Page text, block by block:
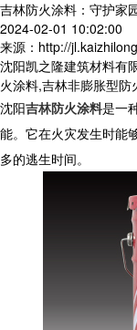
吉林防火涂料：守护家
2024-02-01 10:02:00
来源：http://
沈阳凯之隆建筑材料有
火涂料,吉林非膨胀型防
沈阳吉林防火涂料是一
能。它在火灾发生时能
多的逃生时间。